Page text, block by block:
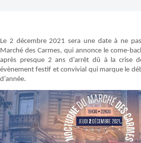
Le 2 décembre 2021 sera une date à ne
Marché des Carmes, qui annonce le come-
après presque 2 ans d’arrêt dû à la crise
évènement festif et convivial qui marque le
d’année.